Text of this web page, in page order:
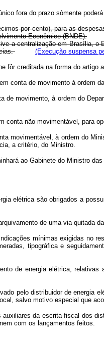
fora do prazo sòmente poderá
por cento), para as
Econômico (BNDE).
a centralização em Brasília, o
(Execução suspensa
fôr creditada na forma do
de movimento à ordem
movimento, à ordem do
não movimentável, para
à ordem do
a critério, do Ministro.
ao Gabinete do Ministro das
elétrica são obrigados a
de uma via quitada da
mínimas exigidas no
tipográfica e
de energia elétrica,
pelo distribuidor de energia
salvo motivo especial que
da escrita fiscal dos
com os lançamentos feitos.